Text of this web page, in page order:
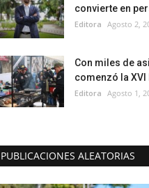
convierte en
Editora Agosto 2,
Con miles de
comenzó la XVI
Editora Agosto 1,
PUBLICACIONES ALEATORIAS